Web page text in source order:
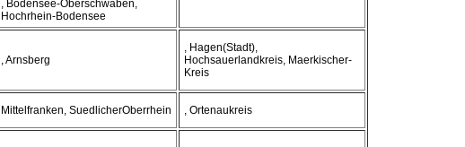
, Bodensee-Oberschwaben,
Hochrhein-Bodensee
, Arnsberg
, Hagen(Stadt),
Hochsauerlandkreis, Maerkischer-
Kreis
Mittelfranken, SuedlicherOberrhein , Ortenaukreis